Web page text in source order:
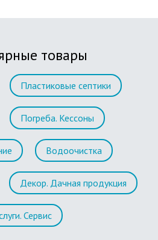
товары
Пластиковые септики
Погреба. Кессоны
Водоочистка
Декор. Дачная продукция
Сервис